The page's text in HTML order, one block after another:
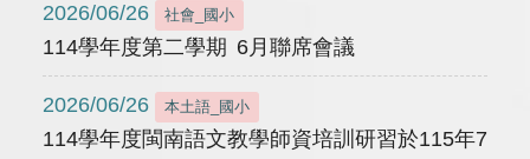
2026/06/26 社會_國小
114學年度第二學期 6月聯席會議
2026/06/26 本土語_國小
114學年度閩南語文教學師資培訓研習於115年7